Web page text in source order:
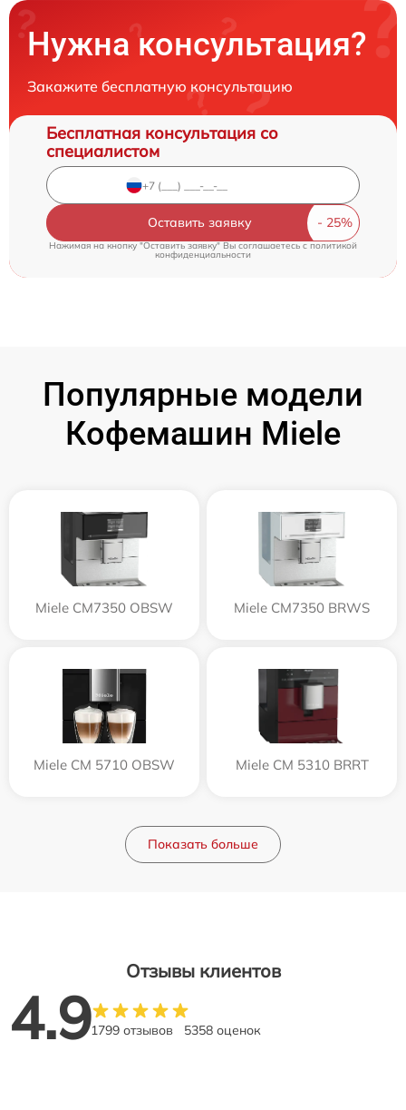
Нужна консультация?
Закажите бесплатную консультацию
Бесплатная консультация со
специалистом
Оставить заявку
Нажимая на кнопку "Оставить заявку" Вы соглашаетесь cполитикой
конфиденциальности
Популярные модели
Кофемашин Miele
Miele CM7350 OBSW Miele CM7350 BRWS
Miele CM 5710 OBSW Miele CM 5310 BRRT
Показать больше
Отзывы клиентов
4.91799 отзывов 5358 оценок